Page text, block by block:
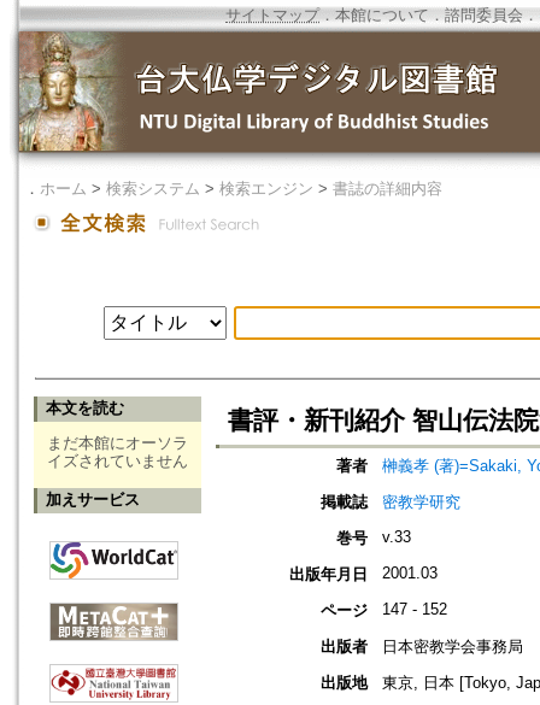
サイトマップ．本館について ． 諮問委員会 ．
． ホーム > 検索システム > 検索エンジン > 書誌の詳細内容
本文を読む
まだ本館にオーソラ
イズされていません
加えサービス
書評・新刊紹介 智山伝法
著者
榊義孝 (著)=Sakaki,
掲載誌
密教学研究
巻号
v.33
出版年月日 2001.03
ページ 147 - 152
出版者
日本密教学会事務局
出版地
東京, 日本 [Tokyo,